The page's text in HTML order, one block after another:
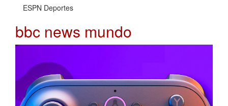
ESPN Deportes
bbc news mundo